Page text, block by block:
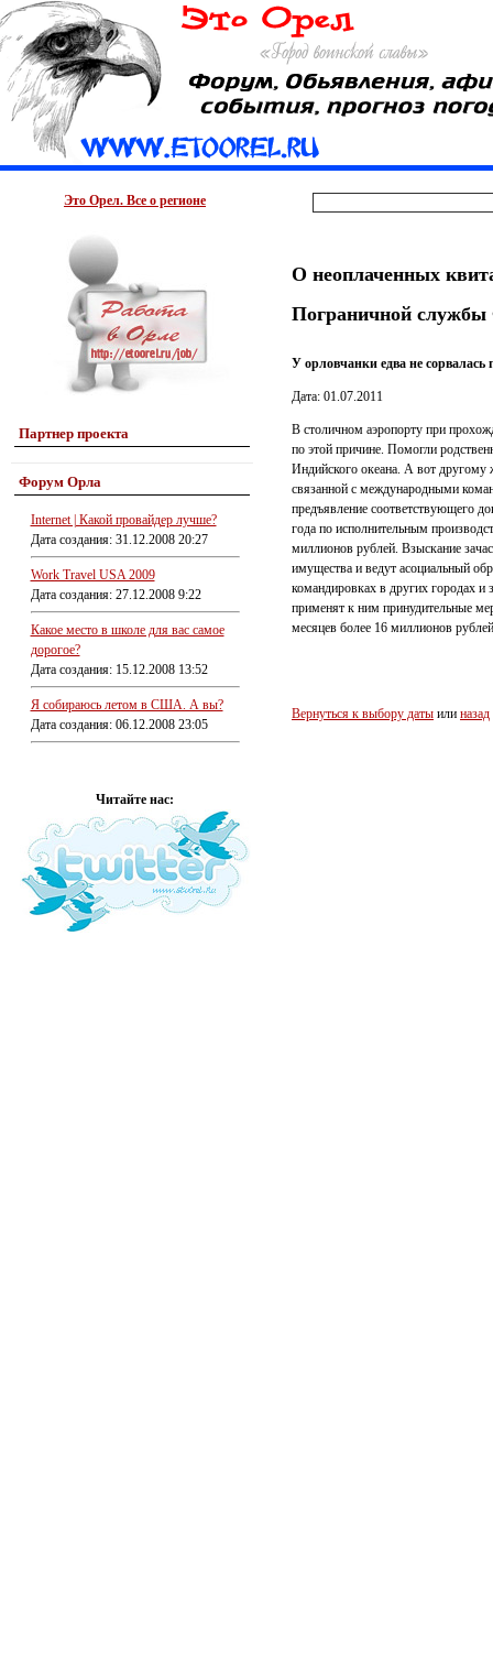
Это Орел. Все о регионе
Партнер проекта
Форум Орла
Internet | Какой провайдер лучше?
Дата создания: 31.12.2008 20:27
Work Travel USA 2009
Дата создания: 27.12.2008 9:22
Какое место в школе для вас самое
дорогое?
Дата создания: 15.12.2008 13:52
Я собираюсь летом в США. А вы?
Дата создания: 06.12.2008 23:05
Читайте нас:
О неоплаченных
Пограничной
У орловчанки едва не сорвалась
Дата: 01.07.2011
В столичном аэропорту при
по этой причине. Помогли
Индийского океана. А вот другому
связанной с международными
предъявление соответствующего
года по исполнительным
миллионов рублей. Взыскание
имущества и ведут асоциальный
командировках в других городах и
применят к ним принудительные
месяцев более 16 миллионов
Вернуться к выбору даты или назад